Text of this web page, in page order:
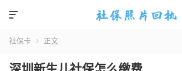

社保卡  正文